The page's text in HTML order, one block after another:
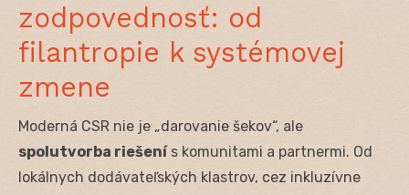
zodpovednosť: od
filantropie k systémovej
zmene
Moderná CSR nie je „darovanie šekov“, ale
spolutvorba riešenís komunitami a partnermi. Od
lokálnych dodávateľských klastrov, cez inkluzívne